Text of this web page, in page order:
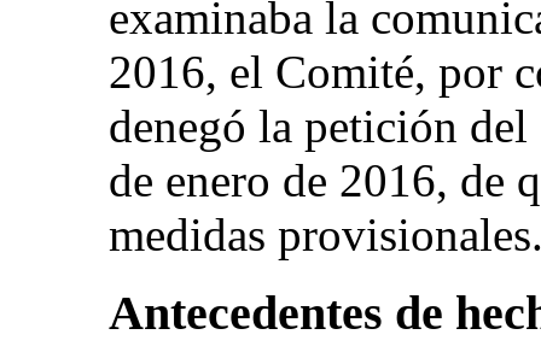
examinaba la
2016, el Comité, por
denegó la petición
de enero de 2016, de
medidas
Antecedentes de